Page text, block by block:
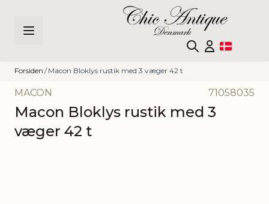
Forsiden / Macon Bloklys rustik med 3 væger 42 t
MACON 71058035
Macon Bloklys rustik med 3
væger 42 t